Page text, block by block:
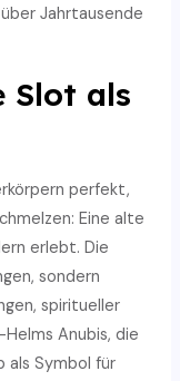
Jahrtausende
Slot als
perfekt,
Eine alte
erlebt. Die
sondern
spiritueller
Anubis, die
als Symbol für